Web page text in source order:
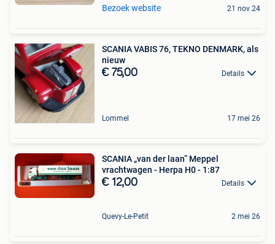
Bezoek website 21 nov 24
SCANIA VABIS 76, TEKNO DENMARK, als
nieuw
€ 75,00 Details
Lommel 17 mei 26
SCANIA „van der laan” Meppel
vrachtwagen - Herpa H0 - 1:87
€ 12,00 Details
Quevy-Le-Petit 2 mei 26